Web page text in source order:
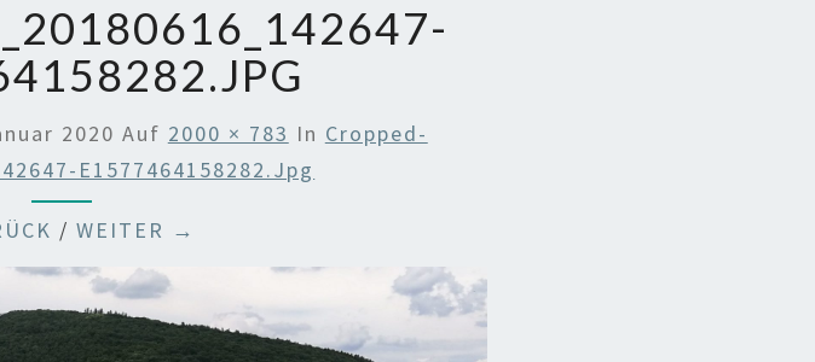
2020 Auf 2000 × 783 In Cropped-
E1577464158282.jpg
/WEITER →